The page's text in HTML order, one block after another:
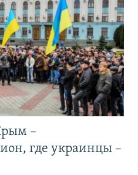
–
где украинцы –